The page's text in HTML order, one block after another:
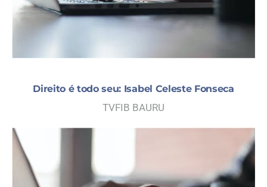
AND
Direito é todo seu: Isabel Celeste Fonseca
TVFIB BAURU